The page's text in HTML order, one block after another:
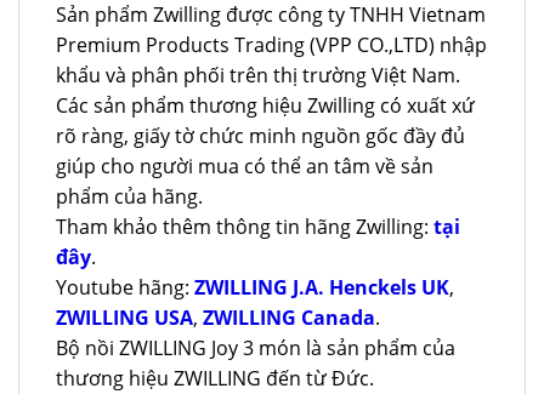
Sản phẩm Zwilling được công ty TNHH Vietnam
Premium Products Trading (VPP CO.,LTD) nhập
khẩu và phân phối trên thị trường Việt Nam.
Các sản phẩm thương hiệu Zwilling có xuất xứ
rõ ràng, giấy tờ chức minh nguồn gốc đầy đủ
giúp cho người mua có thể an tâm về sản
phẩm của hãng.
Tham khảo thêm thông tin hãng Zwilling: tại
đây.
Youtube hãng: ZWILLING J.A. Henckels UK,
ZWILLING USA, ZWILLING Canada.
Bộ nồi ZWILLING Joy 3 món là sản phẩm của
thương hiệu ZWILLING đến từ Đức.